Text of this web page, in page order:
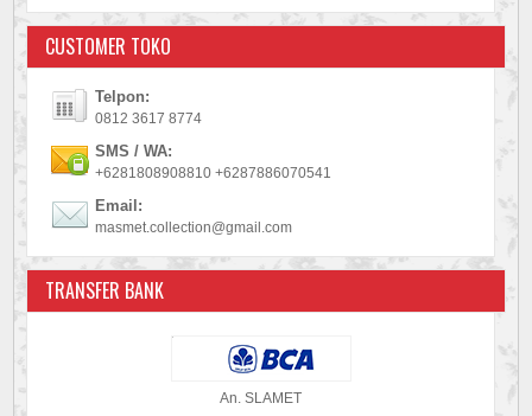
CUSTOMER TOKO
Telpon:
0812 3617 8774
SMS / WA:
+6281808908810 +6287886070541
Email:
masmet.collection@gmail.com
TRANSFER BANK
An. SLAMET